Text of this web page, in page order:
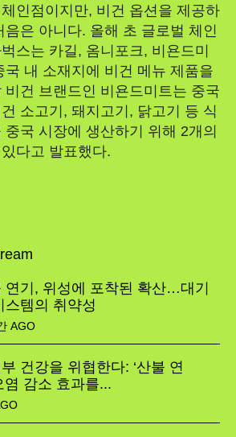
인점이지만, 비건 옵션을 제공하
음은 아니다. 올해 초 글로벌 체인
스는 카길, 옴니포크, 비욘드미
국 내 소재지에 비건 메뉴 제품을
비건 브랜드인 비욘드미트는 중국
소고기, 돼지고기, 닭고기 등 식
국 시장에 생산하기 위해 2개의
다고 발표했다.
연기, 위성에 포착된 확산…대기
스템의 취약성
AGO
건강을 위협한다: ‘산불 연
염 감소 효과를...